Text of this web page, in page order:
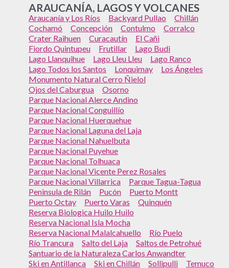
ARAUCANÍA, LAGOS Y VOLCANES
Araucanía y Los Ríos Backyard Pullao
Chillán
Cochamó
Concepción Contulmo
Corralco
Crater Raihuen
Curacautín
El Cañi
Fiordo Quintupeu
Frutillar
Lago Budi
Lago Llanquihue
Lago Lleu Lleu
Lago Ranco
Lago Todos los Santos
Lonquimay
Los Ángeles
Monumento Natural Cerro Ñielol
Ojos del Caburgua
Osorno
Parque Nacional Alerce Andino
Parque Nacional Conguillío
Parque Nacional Huerquehue
Parque Nacional Laguna del Laja
Parque Nacional Nahuelbuta
Parque Nacional Puyehue
Parque Nacional Tolhuaca
Parque Nacional Vicente Perez Rosales
Parque Nacional Villarrica
Parque Tagua-Tagua
Peninsula de Rilán
Pucón
Puerto Montt
Puerto Octay
Puerto Varas
Quinquén
Reserva Biologica Huilo Huilo
Reserva Nacional Isla Mocha
Reserva Nacional Malalcahuello
Río Puelo
Río Trancura
Salto del Laja
Saltos de Petrohué
Santuario de la Naturaleza Carlos Anwandter
Ski en Antillanca
Ski en Chillán Sollipulli
Temuco